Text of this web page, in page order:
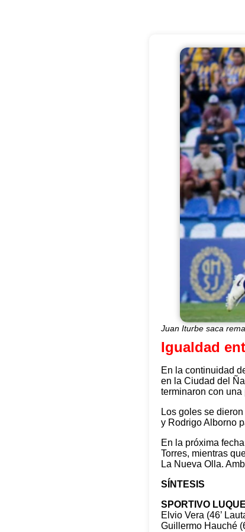
Juan Iturbe saca
Igualdad
En la continuidad
en la Ciudad del
terminaron con una
Los goles se
y Rodrigo Alborno
En la próxima
Torres, mientras
La Nueva Olla.
SÍNTESIS
SPORTIVO
Elvio Vera (46’
Guillermo Hauché